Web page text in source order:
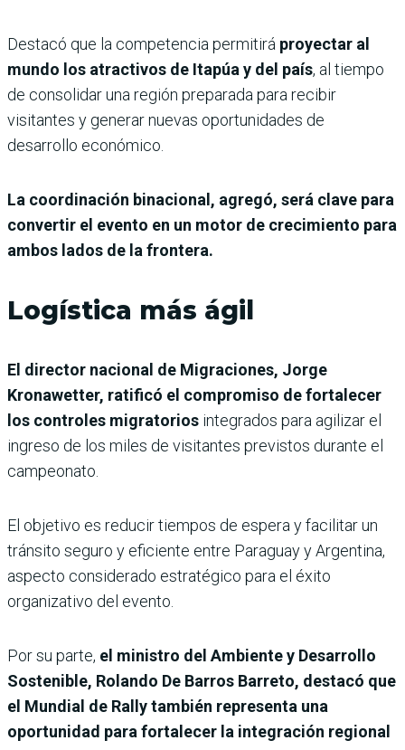
Destacó que la competencia permitirá proyectar al
mundo los atractivos de Itapúa y del país, al tiempo
de consolidar una región preparada para recibir
visitantes y generar nuevas oportunidades de
desarrollo económico.
La coordinación binacional, agregó, será clave para
convertir el evento en un motor de crecimiento para
ambos lados de la frontera.
Logística más ágil
El director nacional de Migraciones, Jorge
Kronawetter, ratificó el compromiso de fortalecer
los controles migratorios integrados para agilizar el
ingreso de los miles de visitantes previstos durante el
campeonato.
El objetivo es reducir tiempos de espera y facilitar un
tránsito seguro y eficiente entre Paraguay y Argentina,
aspecto considerado estratégico para el éxito
organizativo del evento.
Por su parte, el ministro del Ambiente y Desarrollo
Sostenible, Rolando De Barros Barreto, destacó que
el Mundial de Rally también representa una
oportunidad para fortalecer la integración regional